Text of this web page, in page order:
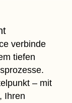
verbinde
tiefen
– mit
Ihren